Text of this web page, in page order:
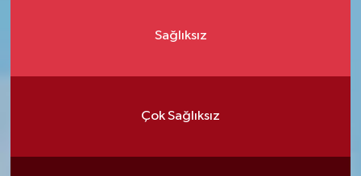
Sağlıksız
Çok Sağlıksız